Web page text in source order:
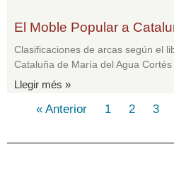
El Moble Popular a
Clasificaciones de arcas según el
Cataluña de María del Agua Cortés
Llegir més »
« Anterior 1 2 3